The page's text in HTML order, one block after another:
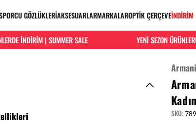
GÖZLÜKLERİAKSESUARLARMARKALAROPTİK ÇERÇEVEİNDİRİM
İNDİRİM | SUMMER SALE YENİ SEZON
SKU: